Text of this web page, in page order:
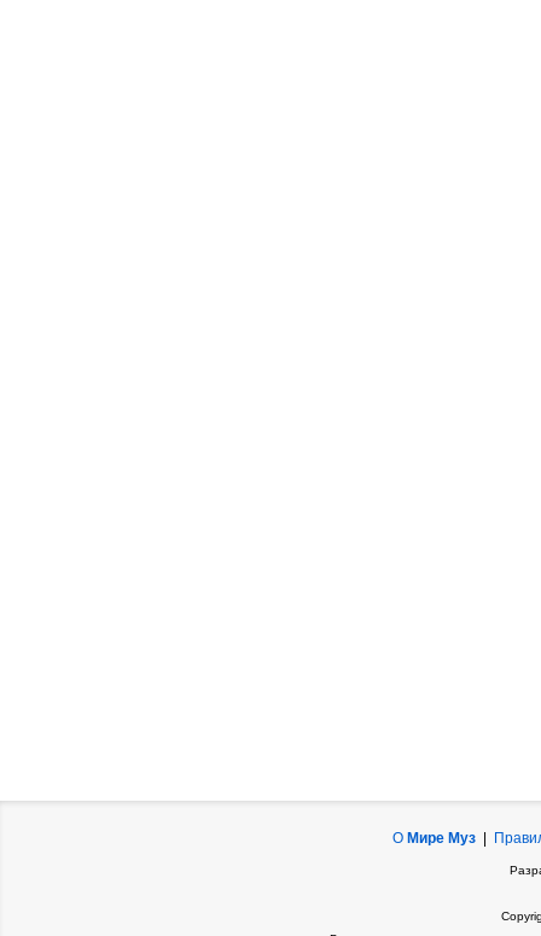
О Мире Муз|